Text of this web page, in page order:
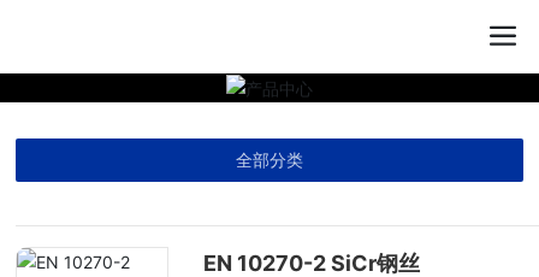
全部分类
EN 10270-2 SiCr钢丝